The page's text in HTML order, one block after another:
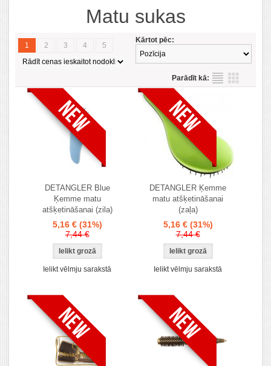
Matu sukas
1 2 3 4 5
Kārtot pēc:
Parādīt kā:
DETANGLER Blue
Ķemme matu
atšķetināšanai (zila)
5,16 € (31%)
7,44 €
Ielikt vēlmju sarakstā
DETANGLER Ķemme
matu atšķetināšanai
(zaļa)
5,16 € (31%)
7,44 €
Ielikt vēlmju sarakstā